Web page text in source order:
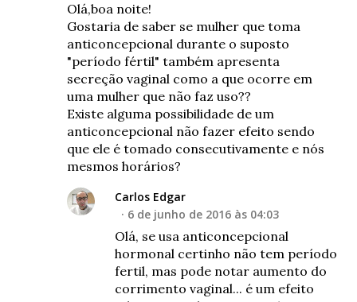
Olá,boa noite!
Gostaria de saber se mulher que toma
anticoncepcional durante o suposto
"período fértil" também apresenta
secreção vaginal como a que ocorre em
uma mulher que não faz uso??
Existe alguma possibilidade de um
anticoncepcional não fazer efeito sendo
que ele é tomado consecutivamente e nós
mesmos horários?
Carlos Edgar
6 de junho de 2016 às 04:03
Olá, se usa anticoncepcional
hormonal certinho não tem período
fertil, mas pode notar aumento do
corrimento vaginal... é um efeito